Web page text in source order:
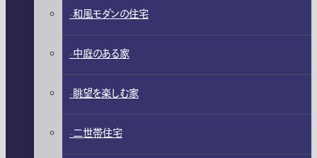
和風モダンの住宅
中庭のある家
眺望を楽しむ家
二世帯住宅